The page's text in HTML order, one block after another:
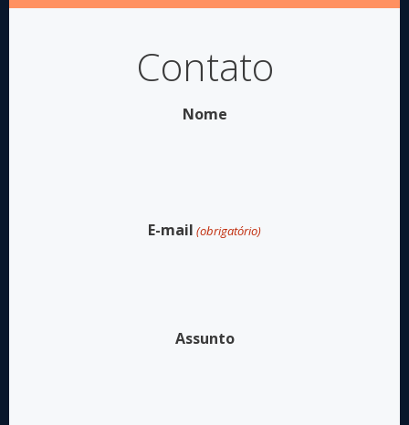
Contato
Nome
E-mail (obrigatório)
Assunto